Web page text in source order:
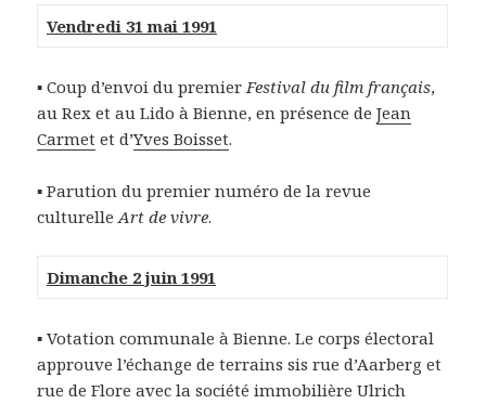
Vendredi 31 mai 1991
▪ Coup d’envoi du premierFestival du film français,
au Rex et au Lido à Bienne, en présence deJean
Carmet et d’Yves Boisset.
▪ Parution du premier numéro de la revue
culturelleArt de vivre.
Dimanche 2 juin 1991
▪ Votation communale à Bienne. Le corps électoral
approuve l’échange de terrains sis rue d’Aarberg et
rue de Flore avec la société immobilière Ulrich